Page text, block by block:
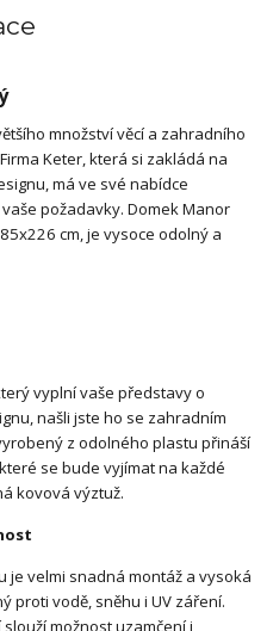
množství věcí a zahradního
Keter, která si zakládá na
má ve své nabídce
požadavky. Domek Manor
cm, je vysoce odolný a
vyplní vaše představy o
našli jste ho se zahradním
z odolného plastu přináší
se bude vyjímat na každé
kovová výztuž.
velmi snadná montáž a vysoká
proti vodě, sněhu i UV záření.
možnost uzamčení i